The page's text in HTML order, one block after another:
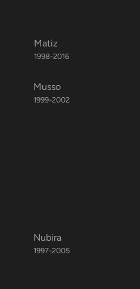
Matiz
1998-2016
Musso
1999-2002
Nubira
1997-2005